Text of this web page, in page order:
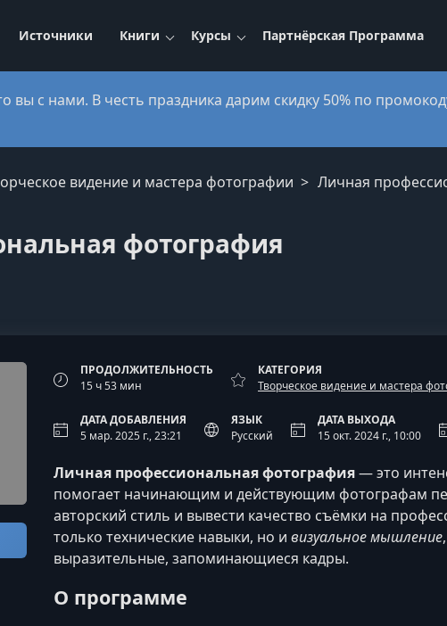
Источники Книги Курсы Партнёрская Программа
вы с нами. В честь праздника дарим скидку 50% по
видение и мастера фотографии Личная
фотография
ПРОДОЛЖИТЕЛЬНОСТЬ
15 ч 53 мин
КАТЕГОРИЯ
Творческое видение и мастера
ДАТА ДОБАВЛЕНИЯ
5 мар. 2025 г., 23:21
ЯЗЫК
Русский
ДАТА ВЫХОДА
15 окт. 2024 г., 10:00
Личная профессиональная фотография— это
помогает начинающим и действующим фотографам
авторский стиль и вывести качество съёмки на
только технические навыки, но и визуальное мышление
выразительные, запоминающиеся кадры.
О программе